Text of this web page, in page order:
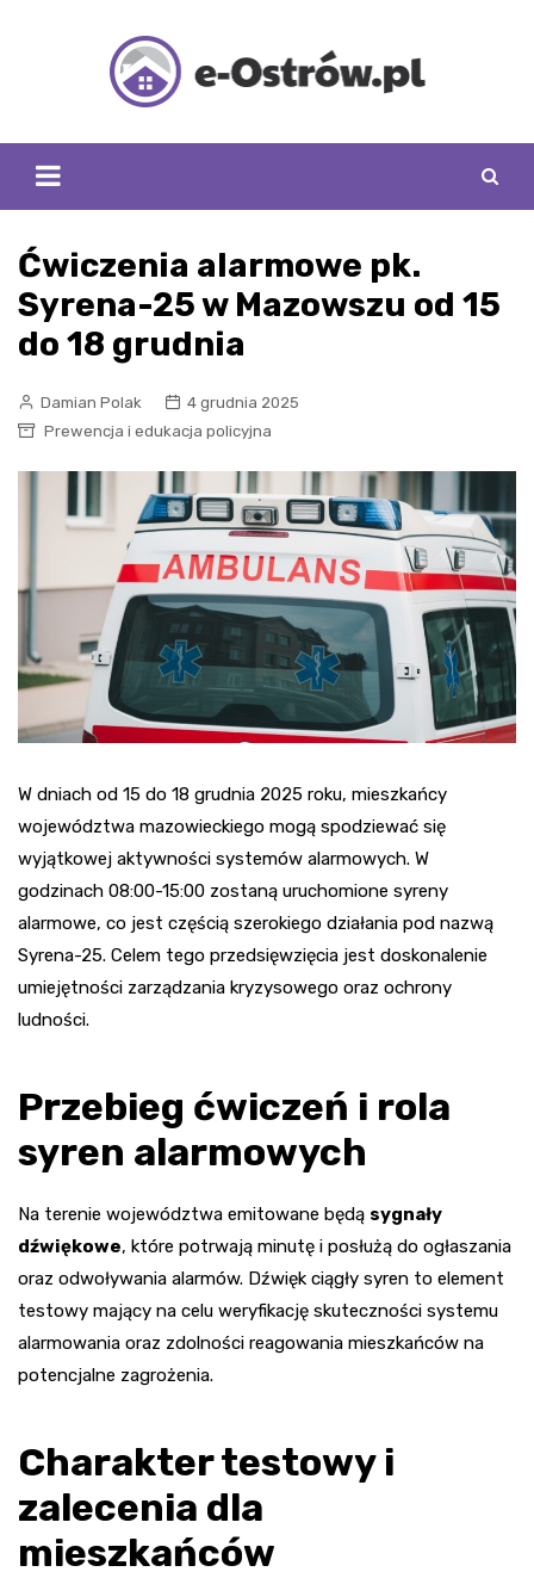
Ćwiczenia alarmowe pk.
Syrena-25 w Mazowszu od 15
do 18 grudnia
Damian Polak
4 grudnia 2025
Prewencja i edukacja policyjna
W dniach od 15 do 18 grudnia 2025 roku, mieszkańcy
województwa mazowieckiego mogą spodziewać się
wyjątkowej aktywności systemów alarmowych. W
godzinach 08:00-15:00 zostaną uruchomione syreny
alarmowe, co jest częścią szerokiego działania pod nazwą
Syrena-25. Celem tego przedsięwzięcia jest doskonalenie
umiejętności zarządzania kryzysowego oraz ochrony
ludności.
Przebieg ćwiczeń i rola
syren alarmowych
Na terenie województwa emitowane będą sygnały
dźwiękowe, które potrwają minutę i posłużą do ogłaszania
oraz odwoływania alarmów. Dźwięk ciągły syren to element
testowy mający na celu weryfikację skuteczności systemu
alarmowania oraz zdolności reagowania mieszkańców na
potencjalne zagrożenia.
Charakter testowy i
zalecenia dla
mieszkańców